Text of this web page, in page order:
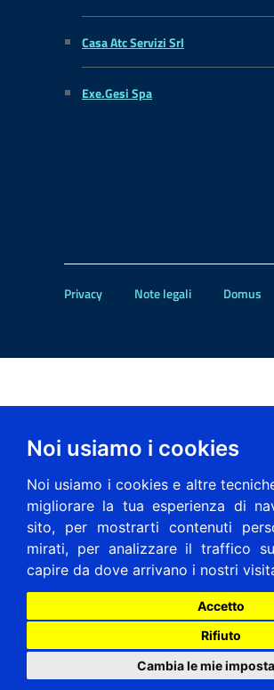
Noi usiamo i cookies
Noi usiamo i cookies e altre
migliorare la tua esperienza di
sito, per mostrarti contenuti
mirati, per analizzare il traffico
capire da dove arrivano i nostri
Accetto
Rifiuto
Cambia le mie
Casa Atc Servizi Srl
Exe.Gesi Spa
Privacy Note legali Domus